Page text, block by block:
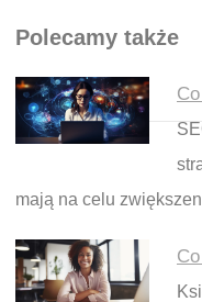
Polecamy także
mają na celu
Nawigacja